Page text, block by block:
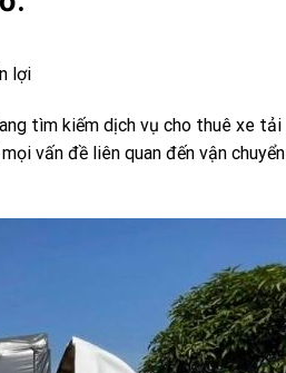
lợi
tìm kiếm dịch vụ cho thuê xe tải
vấn đề liên quan đến vận chuyển